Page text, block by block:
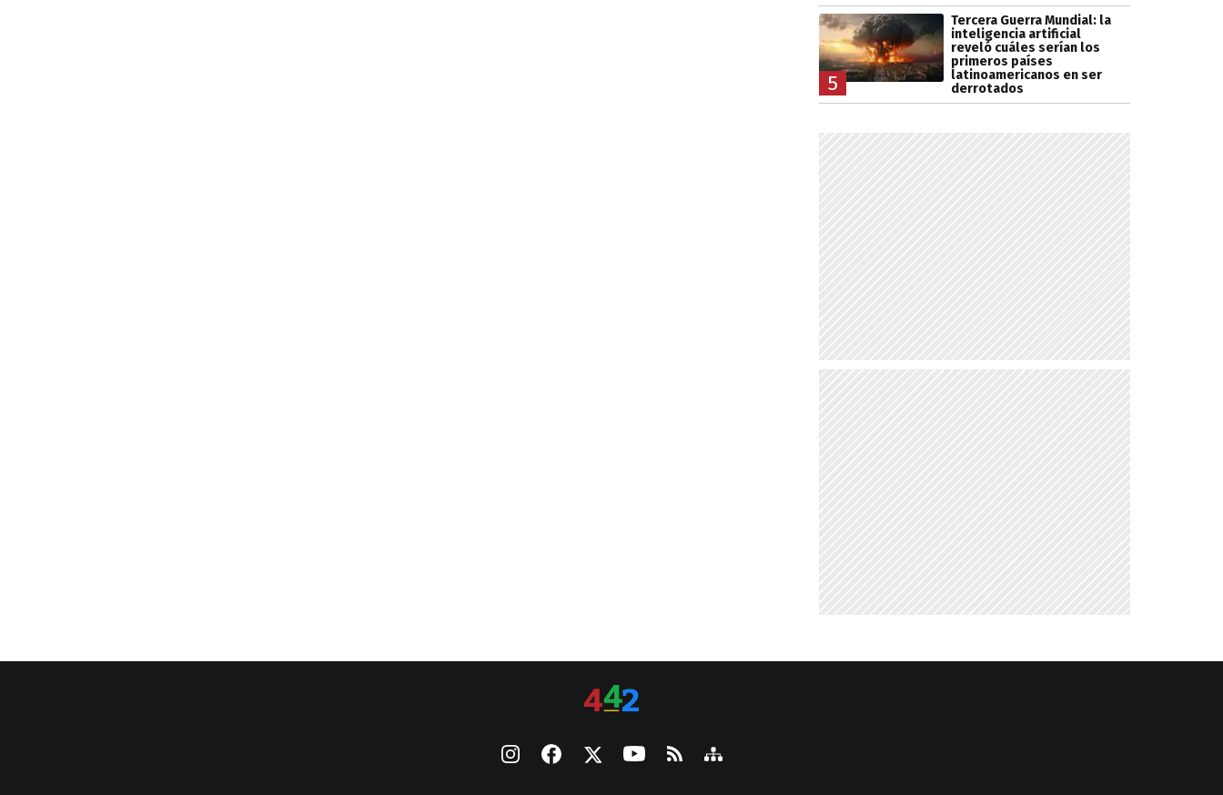
5
Tercera Guerra Mundial: la
inteligencia artificial
reveló cuáles serían los
primeros países
latinoamericanos en ser
derrotados